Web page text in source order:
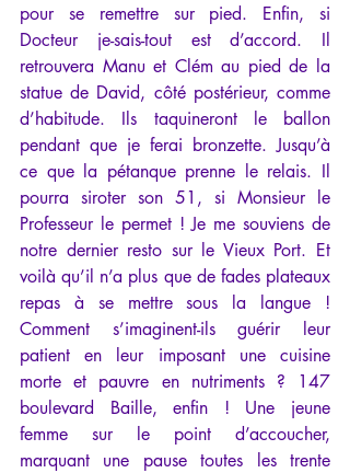
pour se remettre sur pied. Enfin, si
Docteur je-sais-tout est d’accord. Il
retrouvera Manu et Clém au pied de la
statue de David, côté postérieur, comme
d’habitude. Ils taquineront le ballon
pendant que je ferai bronzette. Jusqu’à
ce que la pétanque prenne le relais. Il
pourra siroter son 51, si Monsieur le
Professeur le permet ! Je me souviens de
notre dernier resto sur le Vieux Port. Et
voilà qu’il n’a plus que de fades plateaux
repas à se mettre sous la langue !
Comment s’imaginent-ils guérir leur
patient en leur imposant une cuisine
morte et pauvre en nutriments ? 147
boulevard Baille, enfin ! Une jeune
femme sur le point d’accoucher,
marquant une pause toutes les trente